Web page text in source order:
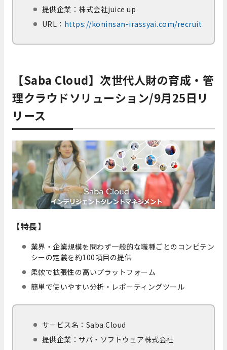
提供企業：株式会社juice up
URL： https://koninsan-irassyai.com/recruit
【Saba Cloud】次世代人財の育成・管
理クラウドソリューション/9月25日リ
リース
【特長】
業界・企業規模を問わず一般的な職種ごとのコンピテン
シーの定義を約100項目の提供
柔軟で拡張性の高いプラットフォーム
簡単で使いやすい分析・レポーティングツール
サービス名：Saba Cloud
提供企業：サバ・ソフトウェア株式会社